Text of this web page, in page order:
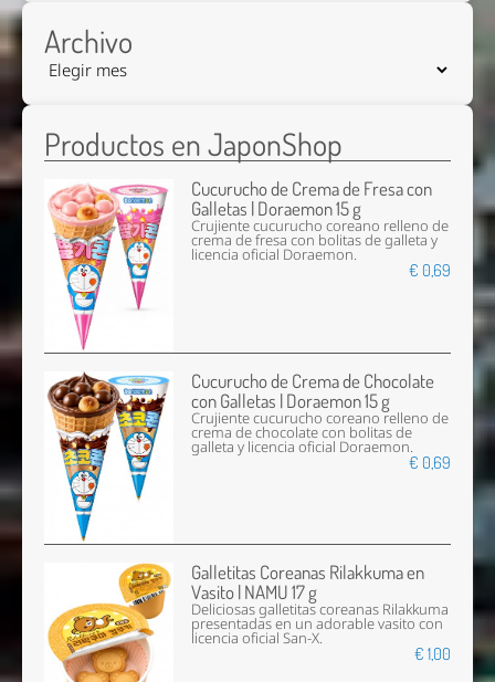
Archivo
Productos en JaponShop
Cucurucho de Crema de Fresa con
Galletas | Doraemon 15 g
Crujiente cucurucho coreano relleno de
crema de fresa con bolitas de galleta y
licencia oficial Doraemon.
€ 0,69
Cucurucho de Crema de Chocolate
con Galletas | Doraemon 15 g
Crujiente cucurucho coreano relleno de
crema de chocolate con bolitas de
galleta y licencia oficial Doraemon.
€ 0,69
Galletitas Coreanas Rilakkuma en
Vasito | NAMU 17 g
Deliciosas galletitas coreanas Rilakkuma
presentadas en un adorable vasito con
licencia oficial San-X.
€ 1,00